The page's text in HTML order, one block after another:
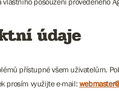
údaje
přístupné všem uživatelům.
prosím využijte e-mail: